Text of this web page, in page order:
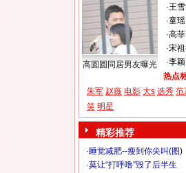
高圆圆同居男友曝光
·王
·童瑶|
·高菲|
·宋
·李颖|
热点
朱军 赵薇 电影 大s 选秀 范
笑 明星
精彩推荐
·睡觉减肥--瘦到你尖叫(图)
·莫让“打呼噜”毁了后半生